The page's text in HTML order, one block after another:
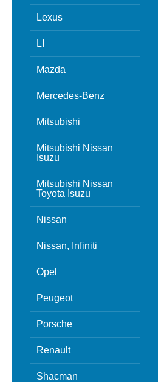
Lexus
LI
Mazda
Mercedes-Benz
Mitsubishi
Mitsubishi Nissan
Isuzu
Mitsubishi Nissan
Toyota Isuzu
Nissan
Nissan, Infiniti
Opel
Peugeot
Porsche
Renault
Shacman